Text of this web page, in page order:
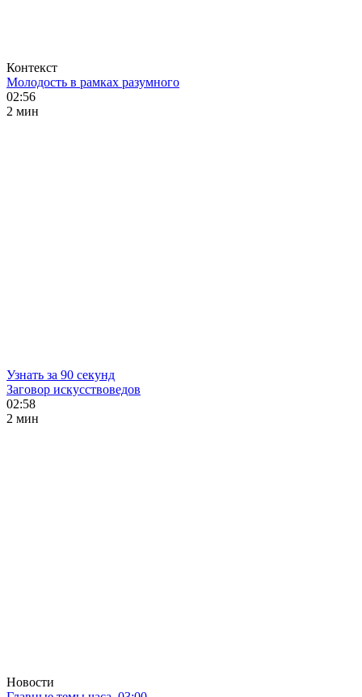
Контекст
Молодость в рамках разумного
02:56
2 мин
Узнать за 90 секунд
Заговор искусствоведов
02:58
2 мин
Новости